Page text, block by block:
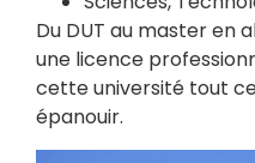
Du DUT au master en
une licence
cette université tout
épanouir.